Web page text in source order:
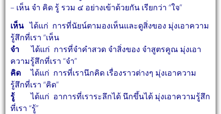
– เห็น จำ คิด รู้ รวม ๔ อย่างเข้าด้วยกัน เรียกว่า “ใจ”
เห็นได้แก่ การที่นัยน์ตามองเห็นและดูสิ่งของ มุ่งเอาความ
รู้สึกที่เรา “เห็น
จำ ได้แก่ การที่จำคำสวด จำสิ่งของ จำสูตรคูณ มุ่งเอา
ความรู้สึกที่เรา “จำ”
คิด ได้แก่ การที่เรานึกคิด เรื่องราวต่างๆ มุ่งเอาความ
รู้สึกที่เรา “คิด”
รู้ ได้แก่ อาการที่เราระลึกได้ นึกขึ้นได้ มุ่งเอาความรู้สึก
ที่เรา “รู้”